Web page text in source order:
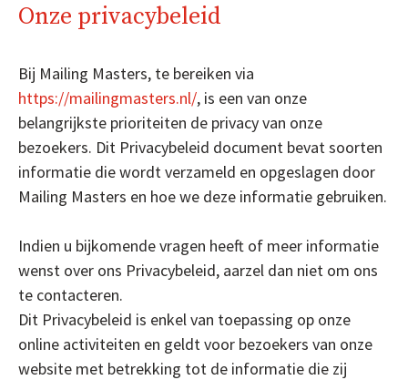
Onze privacybeleid
Bij Mailing Masters, te bereiken via
https://mailingmasters.nl/, is een van onze
belangrijkste prioriteiten de privacy van onze
bezoekers. Dit Privacybeleid document bevat soorten
informatie die wordt verzameld en opgeslagen door
Mailing Masters en hoe we deze informatie gebruiken.
Indien u bijkomende vragen heeft of meer informatie
wenst over ons Privacybeleid, aarzel dan niet om ons
te contacteren.
Dit Privacybeleid is enkel van toepassing op onze
online activiteiten en geldt voor bezoekers van onze
website met betrekking tot de informatie die zij